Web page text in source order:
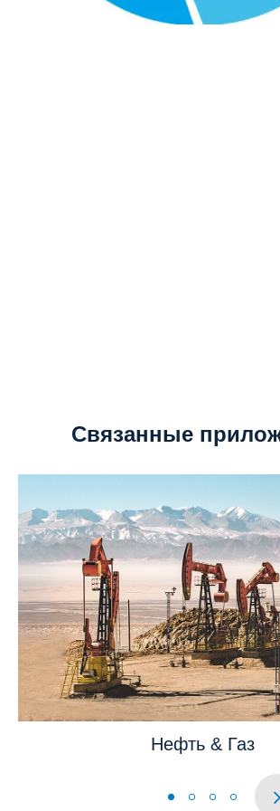
обнаружения и количественные
Связанные
Нефть & Газ